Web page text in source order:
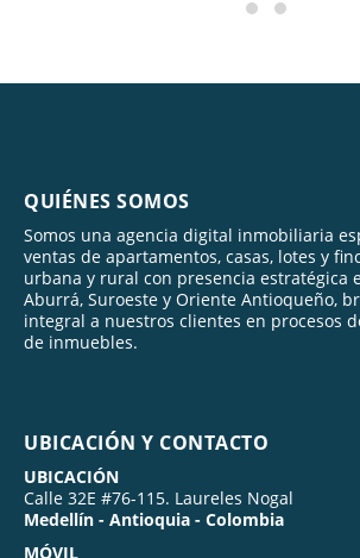
QUIÉNES SOMOS
Somos una agencia digital inmobiliaria
ventas de apartamentos, casas, lotes y
urbana y rural con presencia estratégica
Aburrá, Suroeste y Oriente Antioqueño,
integral a nuestros clientes en procesos
de inmuebles.
UBICACIÓN Y CONTACTO
UBICACIÓN
Calle 32E #76-115. Laureles Nogal
Medellín - Antioquia - Colombia
MÓVIL